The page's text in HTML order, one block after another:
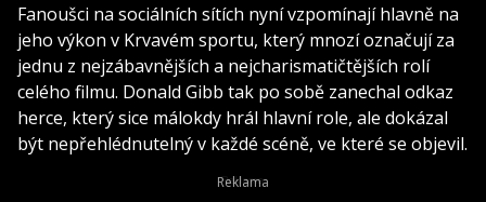
Fanoušci na sociálních sítích nyní vzpomínají hlavně na
jeho výkon v Krvavém sportu, který mnozí označují za
jednu z nejzábavnějších a nejcharismatičtějších rolí
celého filmu. Donald Gibb tak po sobě zanechal odkaz
herce, který sice málokdy hrál hlavní role, ale dokázal
být nepřehlédnutelný v každé scéně, ve které se objevil.